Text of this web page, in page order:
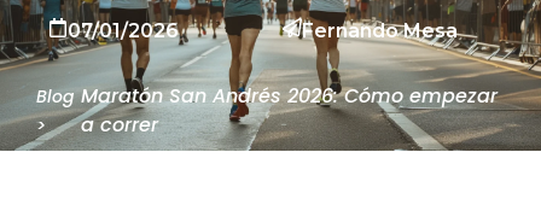
07/01/2026 Fernando Mesa
Blog
>
Maratón San Andrés 2026: Cómo empezar
a correr